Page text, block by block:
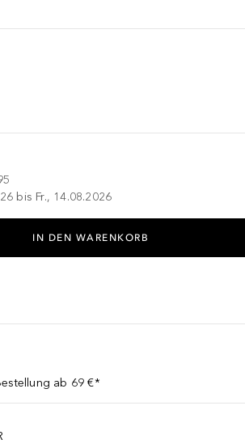
bis Fr., 14.08.2026
IN DEN WARENKORB
ab 69 €*